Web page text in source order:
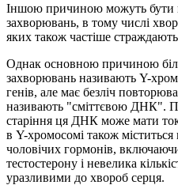
Іншою причиною можуть бути
захворювань, в тому числі
яких також частіше
Однак основною причиною
захворювань називають Y-
генів, але має безліч
називають "сміттєвою ДНК".
старіння ця ДНК може мати
в Y-хромосомі також
чоловічих гормонів,
тестостерону і невелика
уразливими до хвороб серця.